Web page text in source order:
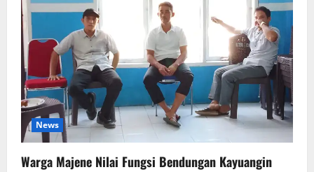
News
Warga Majene Nilai Fungsi Bendungan Kayuangin